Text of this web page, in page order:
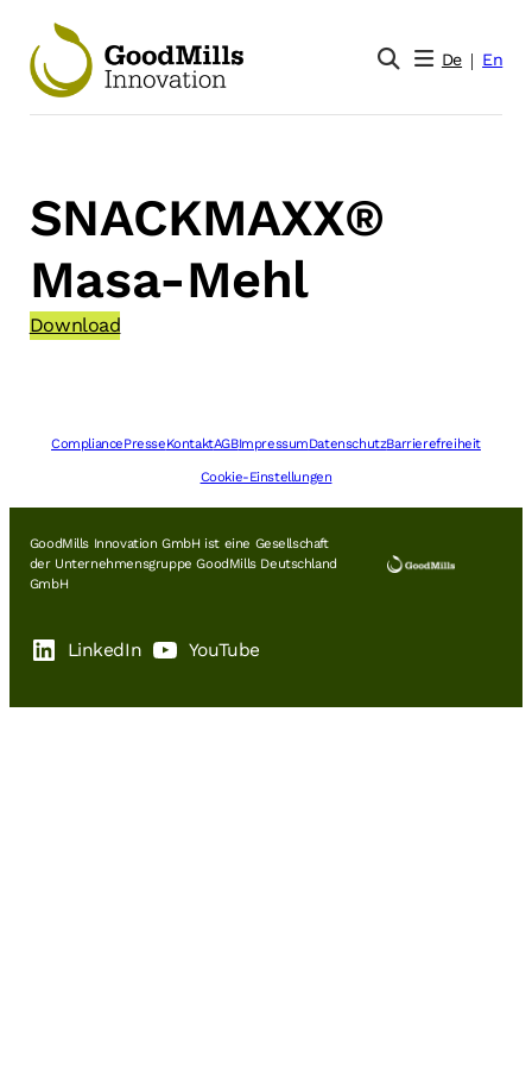
Inhalt
springen
De En
SNACKMAXX®
Masa-Mehl
Download
CompliancePresseKontaktAGBImpressumDatenschutzBarrierefreiheit
Cookie-Einstellungen
GoodMills Innovation GmbH ist eine Gesellschaft
der Unternehmensgruppe GoodMills Deutschland
GmbH
LinkedIn YouTube